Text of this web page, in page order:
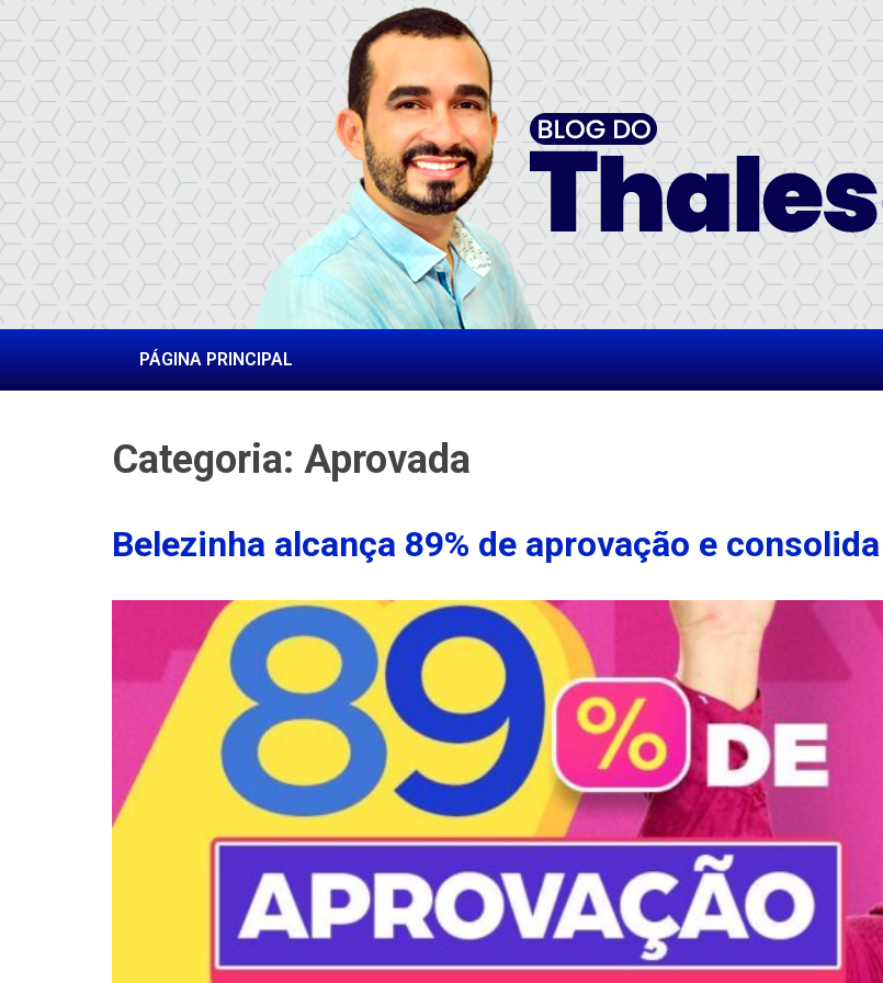
PÁGINA PRINCIPAL
Categoria: Aprovada
Belezinha alcança 89% de aprovação e